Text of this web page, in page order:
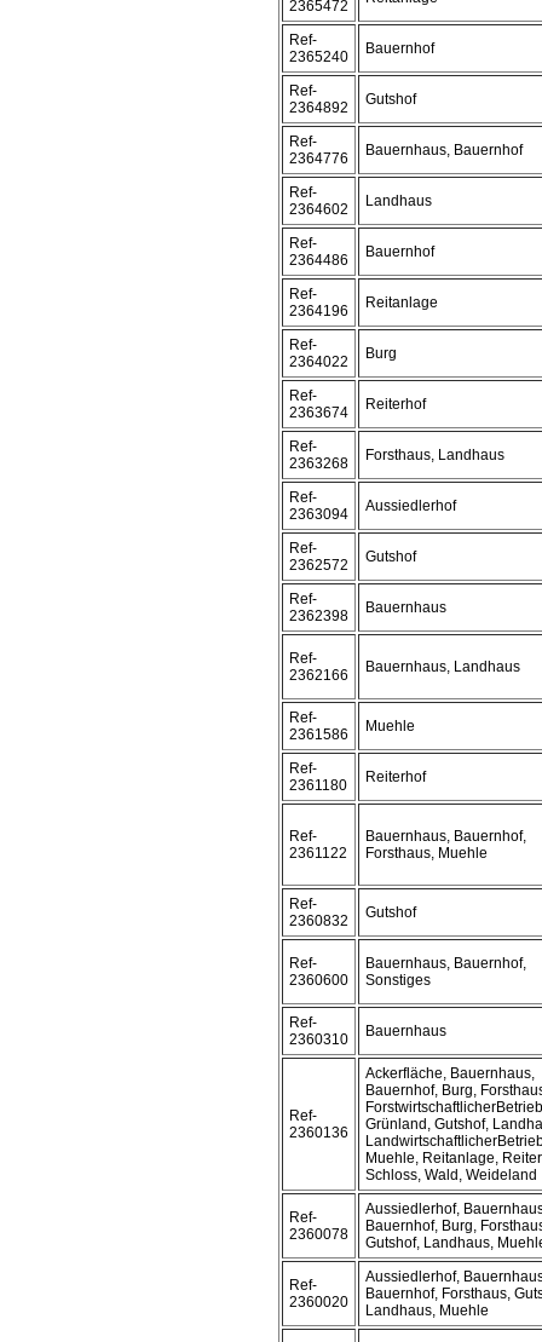
2365472
Ref-
2365240
Bauernhof
Ref-
2364892
Gutshof
Ref-
2364776
Bauernhaus, Bauernhof
Ref-
2364602
Landhaus
Ref-
2364486
Bauernhof
Ref-
2364196
Reitanlage
Ref-
2364022
Burg
Ref-
2363674
Reiterhof
Ref-
2363268
Forsthaus, Landhaus
Ref-
2363094
Aussiedlerhof
Ref-
2362572
Gutshof
Ref-
2362398
Bauernhaus
Ref-
2362166
Bauernhaus, Landhaus
Ref-
2361586
Muehle
Ref-
2361180
Reiterhof
Ref-
2361122
Bauernhaus, Bauernhof,
Forsthaus, Muehle
Ref-
2360832
Gutshof
Ref-
2360600
Bauernhaus, Bauernhof,
Sonstiges
Ref-
2360310
Bauernhaus
Ref-
2360136
Ackerfläche, Bauernhaus,
Bauernhof, Burg,
Grünland, Gutshof,
Muehle, Reitanlage,
Schloss, Wald, Weideland
Ref-
2360078
Aussiedlerhof,
Bauernhof, Burg,
Gutshof, Landhaus,
Ref-
2360020
Aussiedlerhof,
Bauernhof, Forsthaus,
Landhaus, Muehle